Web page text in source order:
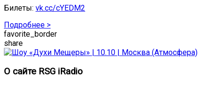
Билеты: vk.cc/cYEDM2
Подробнее >
favorite_border
share
О сайте RSG iRadio